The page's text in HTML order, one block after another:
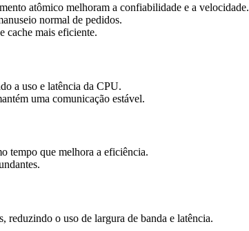
atômico melhoram a confiabilidade e a velocidade.
normal de pedidos.
cache mais eficiente.
a uso e latência da CPU.
uma comunicação estável.
tempo que melhora a eficiência.
reduzindo o uso de largura de banda e latência.